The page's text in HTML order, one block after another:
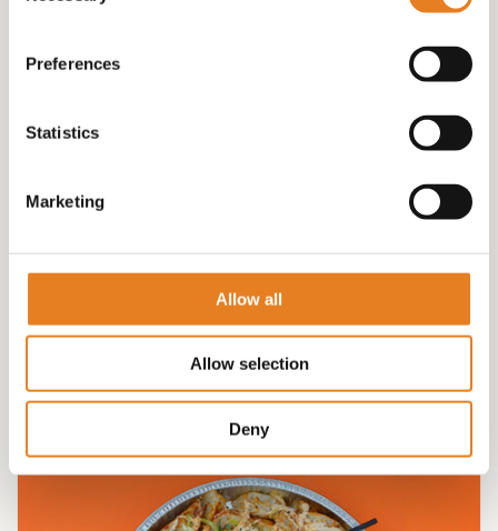
Preferences
Statistics
Marketing
Allow all
Allow selection
Deny
OVENSCHAAL GEVULD MET KIP SATE !
€ 60.00